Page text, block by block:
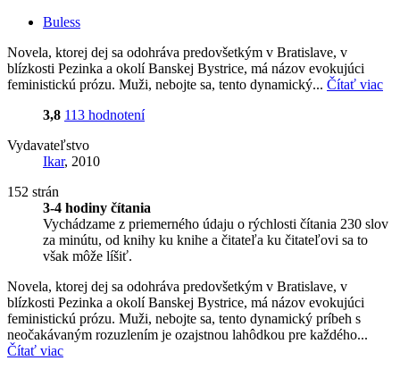
Buless
Novela, ktorej dej sa odohráva predovšetkým v Bratislave, v
blízkosti Pezinka a okolí Banskej Bystrice, má názov evokujúci
feministickú prózu. Muži, nebojte sa, tento dynamický... Čítať viac
3,8 113 hodnotení
Vydavateľstvo
Ikar, 2010
152 strán
3-4 hodiny čítania
Vychádzame z priemerného údaju o rýchlosti čítania 230 slov
za minútu, od knihy ku knihe a čitateľa ku čitateľovi sa to
však môže líšiť.
Novela, ktorej dej sa odohráva predovšetkým v Bratislave, v
blízkosti Pezinka a okolí Banskej Bystrice, má názov evokujúci
feministickú prózu. Muži, nebojte sa, tento dynamický príbeh s
neočakávaným rozuzlením je ozajstnou lahôdkou pre každého...
Čítať viac